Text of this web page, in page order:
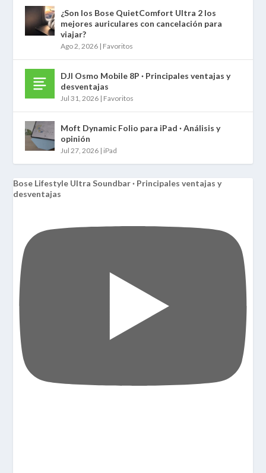
¿Son los Bose QuietComfort Ultra 2 los
mejores auriculares con cancelación para
viajar?
Ago 2, 2026 | Favoritos
DJI Osmo Mobile 8P · Principales ventajas y
desventajas
Jul 31, 2026 | Favoritos
Moft Dynamic Folio para iPad · Análisis y
opinión
Jul 27, 2026 | iPad
Bose Lifestyle Ultra Soundbar · Principales ventajas y
desventajas